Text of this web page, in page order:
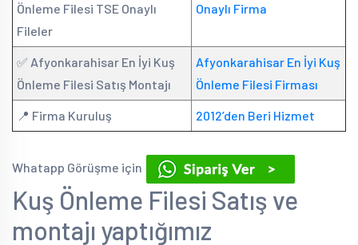
Önleme Filesi TSE Onaylı
Fileler
Onaylı Firma
✅ Afyonkarahisar En İyi Kuş
Önleme Filesi Satış Montajı
Afyonkarahisar En İyi Kuş
Önleme Filesi Firması
📍 Firma Kuruluş 2012’den Beri Hizmet
Whatapp Görüşme için
Kuş Önleme Filesi Satış ve
montajı yaptığımız